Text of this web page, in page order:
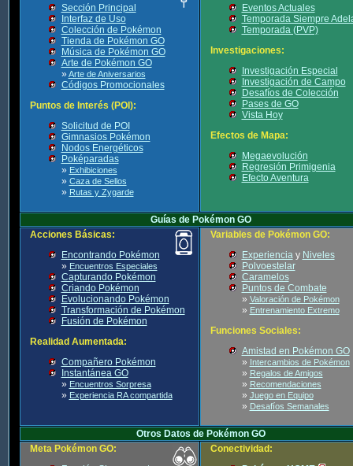
Sección Principal
Interfaz de Uso
Colección de Pokémon
Tienda de Pokémon GO
Música de Pokémon GO
Arte de Pokémon GO
» Arte de Aniversarios
Códigos Promocionales
Puntos de Interés (POI):
Solicitud de POI
Gimnasios Pokémon
Nodos Energéticos
Poképaradas
» Exhibiciones
» Caza de Sellos
» Rutas y Zygarde
Eventos Actuales
Temporada Siempre
Temporada (PVP)
Investigaciones:
Investigación Especial
Investigación de Campo
Desafíos de Colección
Pases de GO
Vista Hoy
Efectos de Mapa:
Megaevolución
Regresión Primigenia
Efecto Aventura
Guías de Pokémon GO
Acciones Básicas:
Encontrando Pokémon
» Encuentros Especiales
Capturando Pokémon
Criando Pokémon
Evolucionando Pokémon
Transformación de Pokémon
Fusión de Pokémon
Realidad Aumentada:
Compañero Pokémon
Instantánea GO
» Encuentros Sorpresa
» Experiencia RA compartida
Variables de Pokémon GO:
Experienciay Niveles
Polvoestelar
Caramelos
Puntos de Combate
» Valoración de Pokémon
» Entrenamiento Extremo
Funciones Sociales:
Amistad en Pokémon GO
» Intercambios de Pokémon
» Regalos de Amigos
» Recomendaciones
» Juego en Equipo
» Desafíos Semanales
Otros Datos de Pokémon GO
Meta Pokémon GO:
Conectividad: